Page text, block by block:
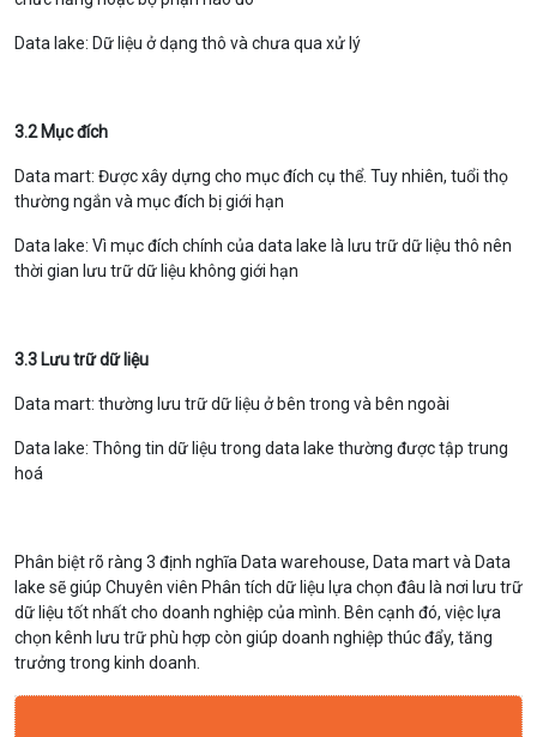
Data lake: Dữ liệu ở dạng thô và chưa qua xử lý
3.2 Mục đích
Data mart: Được xây dựng cho mục đích cụ thể. Tuy nhiên, tuổi thọ
thường ngắn và mục đích bị giới hạn
Data lake: Vì mục đích chính của data lake là lưu trữ dữ liệu thô nên
thời gian lưu trữ dữ liệu không giới hạn
3.3 Lưu trữ dữ liệu
Data mart: thường lưu trữ dữ liệu ở bên trong và bên ngoài
Data lake: Thông tin dữ liệu trong data lake thường được tập trung
hoá
Phân biệt rõ ràng 3 định nghĩa Data warehouse, Data mart và Data
lake sẽ giúp Chuyên viên Phân tích dữ liệu lựa chọn đâu là nơi lưu trữ
dữ liệu tốt nhất cho doanh nghiệp của mình. Bên cạnh đó, việc lựa
chọn kênh lưu trữ phù hợp còn giúp doanh nghiệp thúc đẩy, tăng
trưởng trong kinh doanh.